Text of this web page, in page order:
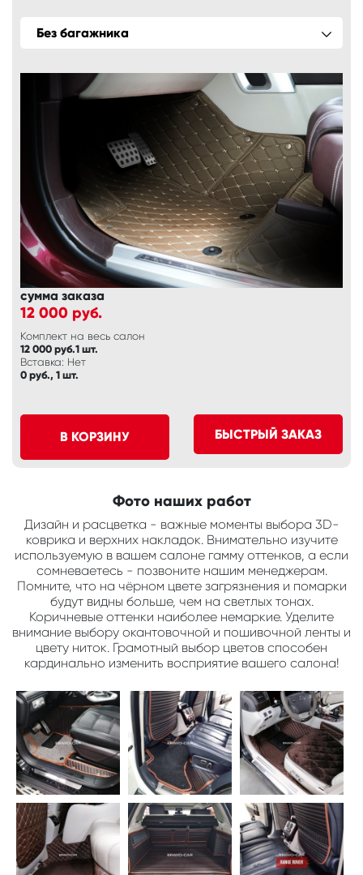
Без багажника
сумма заказа
12 000 руб.
Комплект на весь салон
12 000 руб.1 шт.
Вставка: Нет
0 руб., 1 шт.
В КОРЗИНУ БЫСТРЫЙ ЗАКАЗ
Фото наших работ
Дизайн и расцветка - важные моменты выбора 3D-
коврика и верхних накладок. Внимательно изучите
используемую в вашем салоне гамму оттенков, а если
сомневаетесь - позвоните нашим менеджерам.
Помните, что на чёрном цвете загрязнения и помарки
будут видны больше, чем на светлых тонах.
Коричневые оттенки наиболее немаркие. Уделите
внимание выбору окантовочной и пошивочной ленты и
цвету ниток. Грамотный выбор цветов способен
кардинально изменить восприятие вашего салона!